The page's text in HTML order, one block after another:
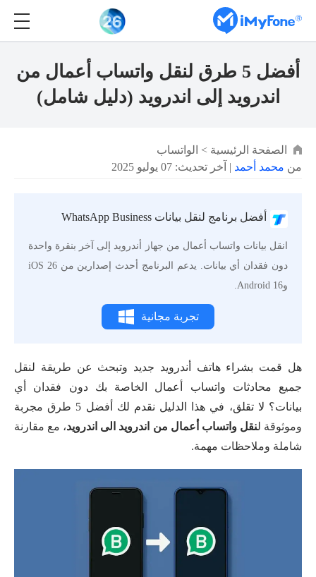
أفضل 5 طرق لنقل واتساب أعمال من
اندرويد إلى اندرويد (دليل شامل)
الصفحة الرئيسية > الواتساب
من محمد أحمد | آخر تحديث: 07 يوليو 2025
أفضل برنامج لنقل بيانات WhatsApp Business
انقل بيانات واتساب أعمال من جهاز أندرويد إلى آخر بنقرة واحدة
دون فقدان أي بيانات. يدعم البرنامج أحدث إصدارين من iOS 26
وAndroid 16.
تجربة مجانية
هل قمت بشراء هاتف أندرويد جديد وتبحث عن طريقة لنقل
جميع محادثات واتساب أعمال الخاصة بك دون فقدان أي
بيانات؟ لا تقلق، في هذا الدليل نقدم لك أفضل 5 طرق مجربة
وموثوقة لنقل واتساب أعمال من اندرويد الى اندرويد، مع مقارنة
شاملة وملاحظات مهمة.